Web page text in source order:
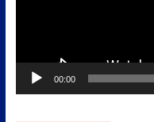
00:00